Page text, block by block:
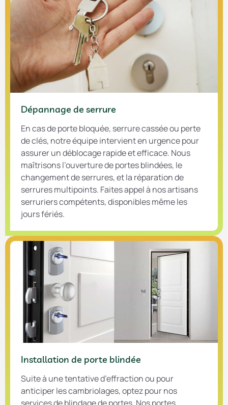
Dépannage de serrure
En cas de porte bloquée, serrure cassée ou perte
de clés, notre équipe intervient en urgence pour
assurer un déblocage rapide et efficace. Nous
maîtrisons l’ouverture de portes blindées, le
changement de serrures, et la réparation de
serrures multipoints. Faites appel à nos artisans
serruriers compétents, disponibles même les
jours fériés.
Installation de porte blindée​
Suite à une tentative d’effraction ou pour
anticiper les cambriolages, optez pour nos